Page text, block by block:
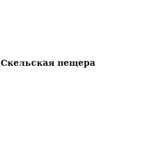
Скельская пещера